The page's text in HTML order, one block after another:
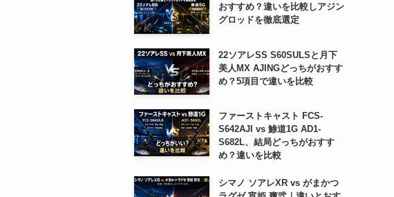
おすすめ？違いを比較しアジン
グロッドを徹底選定
22ソアレSS S60SULSと月下
美人MX AJINGどっちがおすす
め？5項目で違いを比較
ファーストキャスト FCS-
S642AJI vs 鯵道1G AD1-
S682L、結局どっちがおすす
め？違いを比較
シマノ ソアレXR vs がまかつ